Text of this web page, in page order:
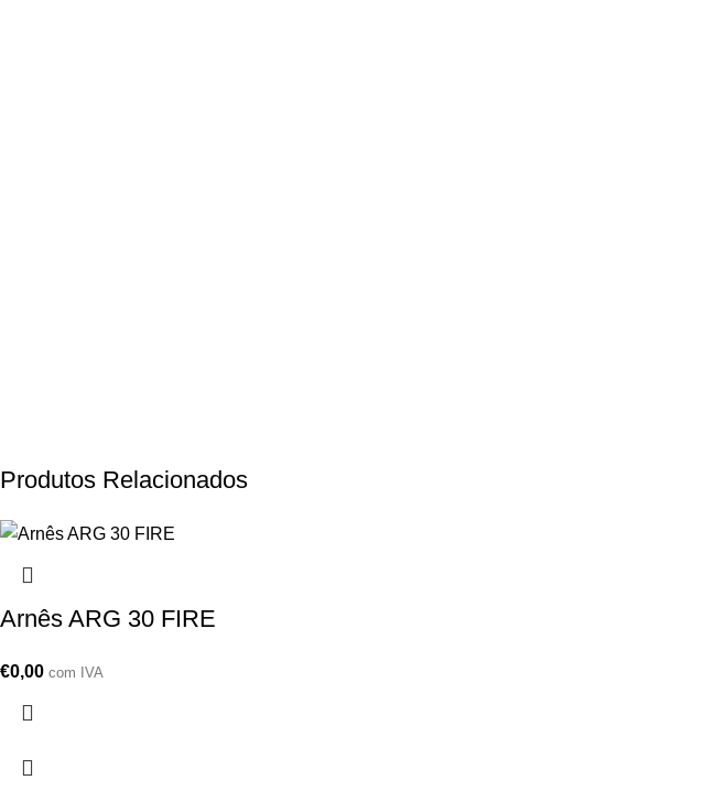
Produtos Relacionados
Arnês ARG 30 FIRE
€0,00 com IVA